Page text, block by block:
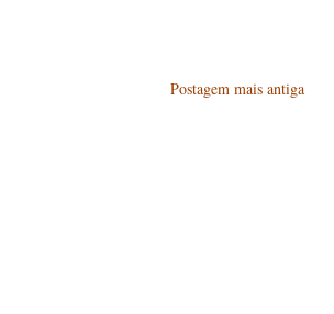
Postagem mais antiga